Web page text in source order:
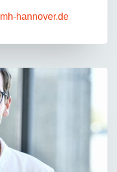
mh-hannover.de